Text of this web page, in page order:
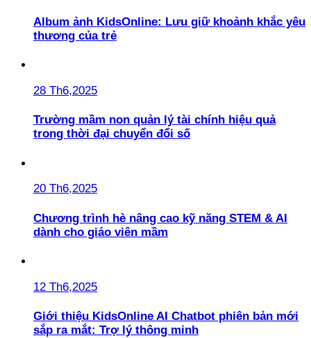
Album ảnh KidsOnline: Lưu giữ khoảnh khắc yêu
thương của trẻ
28 Th6,2025
Trường mầm non quản lý tài chính hiệu quả
trong thời đại chuyển đổi số
20 Th6,2025
Chương trình hè nâng cao kỹ năng STEM & AI
dành cho giáo viên mầm
12 Th6,2025
Giới thiệu KidsOnline AI Chatbot phiên bản mới
sắp ra mắt: Trợ lý thông minh